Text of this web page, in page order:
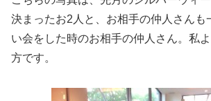
決まったお2人と、お相手の仲人さんも
い会をした時のお相手の仲人さん。私
方です。